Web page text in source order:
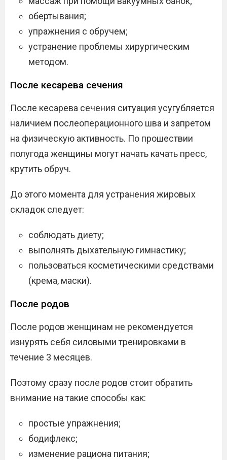
обертывания;
упражнения с обручем;
устранение проблемы хирургическим
методом.
После кесарева сечения
После кесарева сечения ситуация усугубляется
наличием послеоперационного шва и запретом
на физическую активность. По прошествии
полугода женщины могут начать качать пресс,
крутить обруч.
До этого момента для устранения жировых
складок следует:
соблюдать диету;
выполнять дыхательную гимнастику;
пользоваться косметическими средствами
(крема, маски).
После родов
После родов женщинам не рекомендуется
изнурять себя силовыми тренировками в
течение 3 месяцев.
Поэтому сразу после родов стоит обратить
внимание на такие способы как:
простые упражнения;
бодифлекс;
изменение рациона питания;